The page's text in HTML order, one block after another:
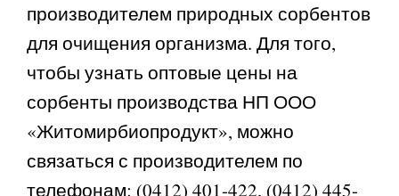
производителем природных сорбентов
для очищения организма. Для того,
чтобы узнать оптовые цены на
сорбенты производства НП ООО
«Житомирбиопродукт», можно
связаться с производителем по
телефонам: (0412) 401-422, (0412) 445-